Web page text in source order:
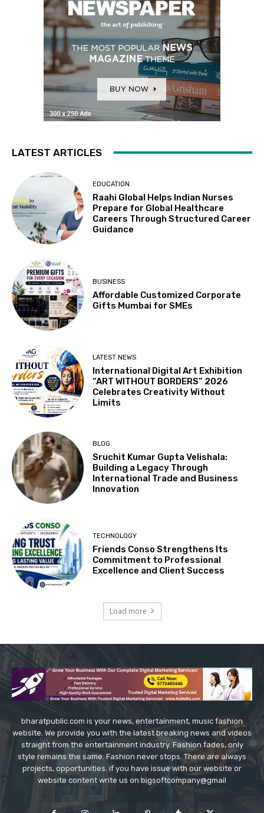
LATEST ARTICLES
EDUCATION
Raahi Global Helps Indian Nurses
Prepare for Global Healthcare
Careers Through Structured Career
Guidance
BUSINESS
Affordable Customized Corporate
Gifts Mumbai for SMEs
LATEST NEWS
International Digital Art Exhibition
“ART WITHOUT BORDERS” 2026
Celebrates Creativity Without
Limits
BLOG
Sruchit Kumar Gupta Velishala:
Building a Legacy Through
International Trade and Business
Innovation
TECHNOLOGY
Friends Conso Strengthens Its
Commitment to Professional
Excellence and Client Success
Load more
bharatpublic.com is your news, entertainment, music fashion
website. We provide you with the latest breaking news and videos
straight from the entertainment industry. Fashion fades, only
style remains the same. Fashion never stops. There are always
projects, opportunities. if you have issue with our website or
website content write us on bigsoftcompany@gmail